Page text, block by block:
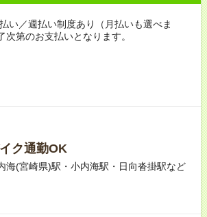
／週払い制度あり（月払いも選べま
第のお支払いとなります。
ク通勤OK
海(宮崎県)駅・小内海駅・日向沓掛駅など